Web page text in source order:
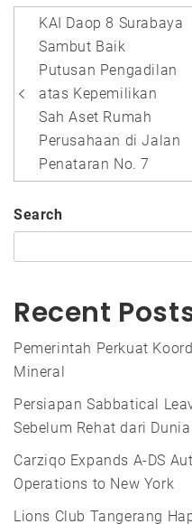
Post
navigation
KAI Daop 8 Surabaya
Sambut Baik
Putusan Pengadilan
atas Kepemilikan
Sah Aset Rumah
Perusahaan di Jalan
Penataran No. 7
Search
Recent
Pemerintah Perkuat
Mineral
Persiapan Sabbatical
Sebelum Rehat dari
Carziqo Expands A-DS
Operations to New York
Lions Club Tangerang